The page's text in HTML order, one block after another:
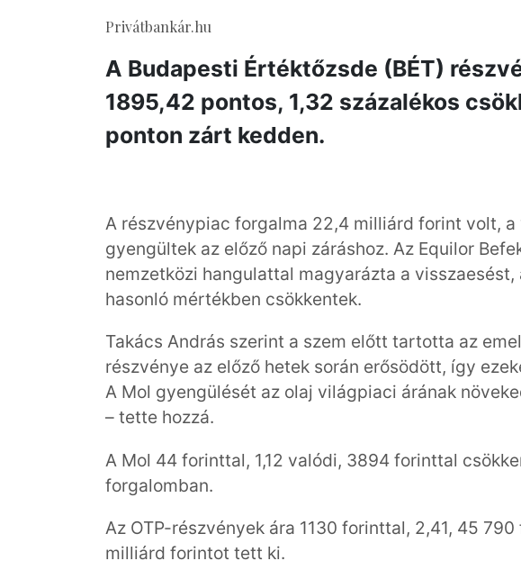
Privátbankár.hu
A Budapesti Értéktőzsde (BÉT)
1895,42 pontos, 1,32 százalékos
ponton zárt kedden.
A részvénypiac forgalma 22,4 milliárd forint volt,
gyengültek az előző napi záráshoz. Az Equilor
nemzetközi hangulattal magyarázta a
hasonló mértékben csökkentek.
Takács András szerint a szem előtt tartotta az
részvénye az előző hetek során erősödött, így
A Mol gyengülését az olaj világpiaci árának
– tette hozzá.
A Mol 44 forinttal, 1,12 valódi, 3894 forinttal
forgalomban.
Az OTP-részvények ára 1130 forinttal, 2,41, 45
milliárd forintot tett ki.